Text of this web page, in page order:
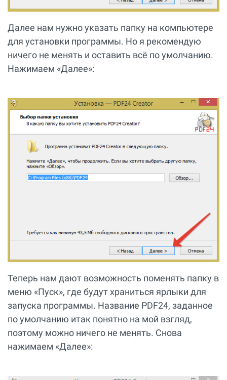
Далее нам нужно указать папку на компьютере
для установки программы. Но я рекомендую
ничего не менять и оставить всё по умолчанию.
Нажимаем «Далее»:
Теперь нам дают возможность поменять папку в
меню «Пуск», где будут храниться ярлыки для
запуска программы. Название PDF24, заданное
по умолчанию итак понятно на мой взгляд,
поэтому можно ничего не менять. Снова
нажимаем «Далее»: